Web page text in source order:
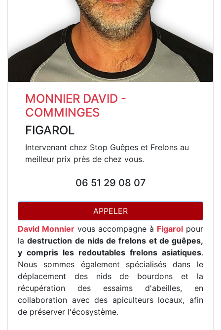
MONNIER DAVID -
COMMINGES
FIGAROL
Intervenant chez Stop Guêpes et Frelons au
meilleur prix près de chez vous.
06 51 29 08 07
APPELER
David Monnier vous accompagne à Figarol pour
ladestruction de nids de frelons et de guêpes,
y compris les redoutables frelons asiatiques.
Nous sommes également spécialisés dans le
déplacement des nids de bourdons et la
récupération des essaims d'abeilles, en
collaboration avec des apiculteurs locaux, afin
de préserver l'écosystème.